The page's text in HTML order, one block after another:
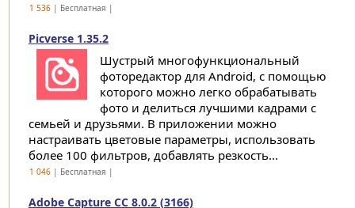
1 536| Бесплатная |
Picverse 1.35.2
Шустрый многофункциональный
фоторедактор для Android, с помощью
которого можно легко обрабатывать
фото и делиться лучшими кадрами с
семьей и друзьями. В приложении можно
настраивать цветовые параметры, использовать
более 100 фильтров, добавлять резкость...
1 046| Бесплатная |
Adobe Capture CC 8.0.2 (3166)